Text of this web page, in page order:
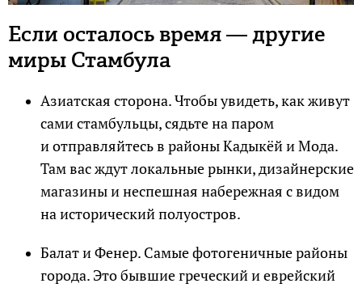
Если осталось время — другие
миры Стамбула
Азиатская сторона. Чтобы увидеть, как живут
сами стамбульцы, сядьте на паром
и отправляйтесь в районы Кадыкёй и Мода.
Там вас ждут локальные рынки, дизайнерские
магазины и неспешная набережная с видом
на исторический полуостров.
Балат и Фенер. Самые фотогеничные районы
города. Это бывшие греческий и еврейский